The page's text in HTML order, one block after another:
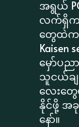
အရွယ်
လက်ရှိကမ္
တွေထဲကတ
Kaisen
မှော်ပည
သူငယ်ခ
လေးတွေ
နိုင်ဖို့ အ
နော်။